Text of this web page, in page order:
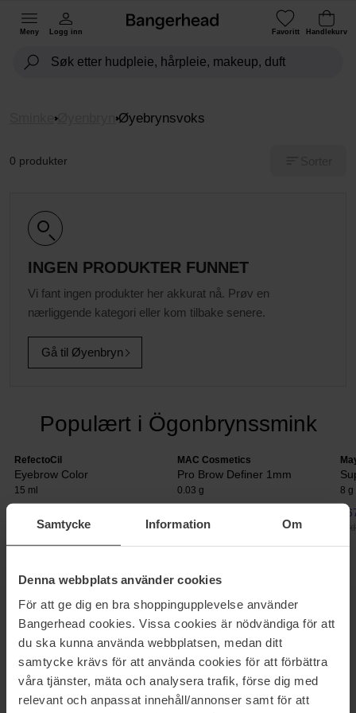
Samtycke Information Om
Denna webbplats använder cookies
För att ge dig en bra shoppingupplevelse använder
Bangerhead cookies. Vissa cookies är nödvändiga för att
du ska kunna använda webbplatsen, medan ditt
samtycke krävs för att använda cookies för att förbättra
våra tjänster, mäta och analysera trafik, förse dig med
relevant och anpassat innehåll/annonser samt för att
Meny Logg inn Favoritt Handlekurv
Øyenbryn Øyebrynsvoks
0 produkter
INGEN PRODUKTER FUNNET
Vi fant ingen produkter her akkurat nå. Prøv en
nærliggende kategori eller kom tilbake senere.
Gå til Øyenbryn
Populært i Ögonbrynssmink
RefectoCil
Eyebrow Color
15 ml
Ordinær pris 147 kr
MAC Cosmetics
Pro Brow Definer 1mm
0.03 g
Ordinær pris 381 kr
8 g
ØYEBRYNSVOKS
Øyenbryn som ikke holder formen og ikke sitter på plass under
dagen er ikke noe vi vil slite med. Med en øyenbrynsvoks så
slipper du dette. Begynn med å fylle i de tynne partiene på
brynene og derette påfør voksen for å forme og fikse brynene. Vi
har flere ulike varianter å velge mellom - med og uten farge.